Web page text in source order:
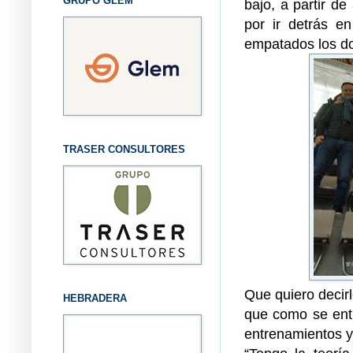
bajo, a partir
por ir detrás
empatados los
Que quiero
que como se
entrenamientos
TRASER CONSULTORES
HEBRADERA